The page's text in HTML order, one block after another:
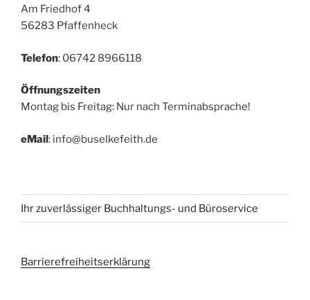
Am Friedhof 4
56283 Pfaffenheck
Telefon: 06742 8966118
Öffnungszeiten
Montag bis Freitag: Nur nach Terminabsprache!
eMail: info@buselkefeith.de
Ihr zuverlässiger Buchhaltungs- und Büroservice
Barrierefreiheitserklärung